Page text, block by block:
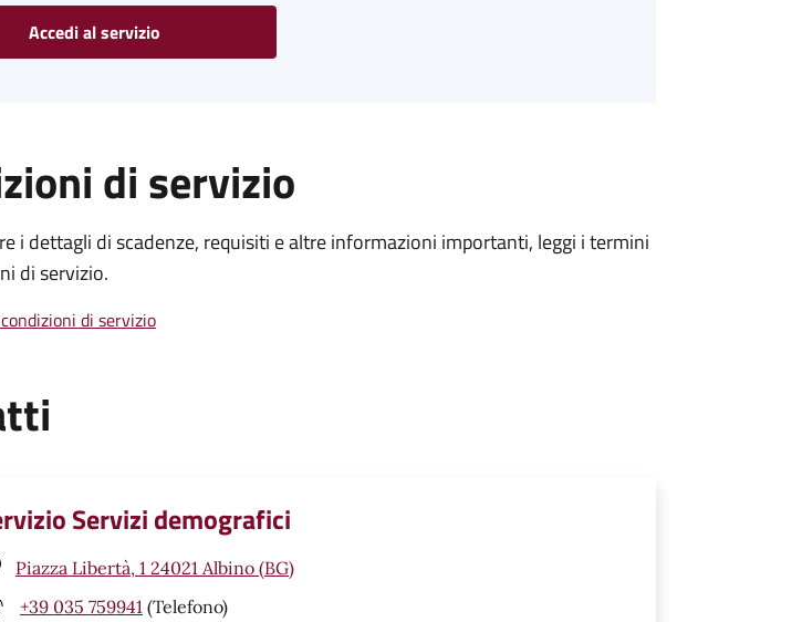
Accedi al servizio
di servizio
i dettagli di scadenze, requisiti e altre informazioni importanti, leggi i termini
di servizio.
di servizio
Servizi demografici
Piazza Libertà, 1 24021 Albino (BG)
+39 035 759941 (Telefono)